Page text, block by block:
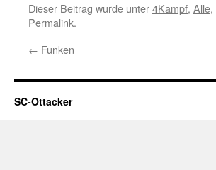
Dieser Beitrag wurde unter4Kampf, Alle,
Permalink.
← Funken
SC-Ottacker